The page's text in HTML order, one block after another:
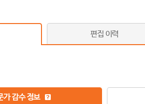
편집 이력
가 감수 정보